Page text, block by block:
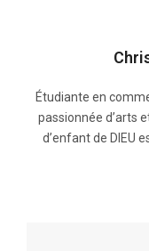
Étudiante en
passionnée d’arts
d’enfant de DIEU